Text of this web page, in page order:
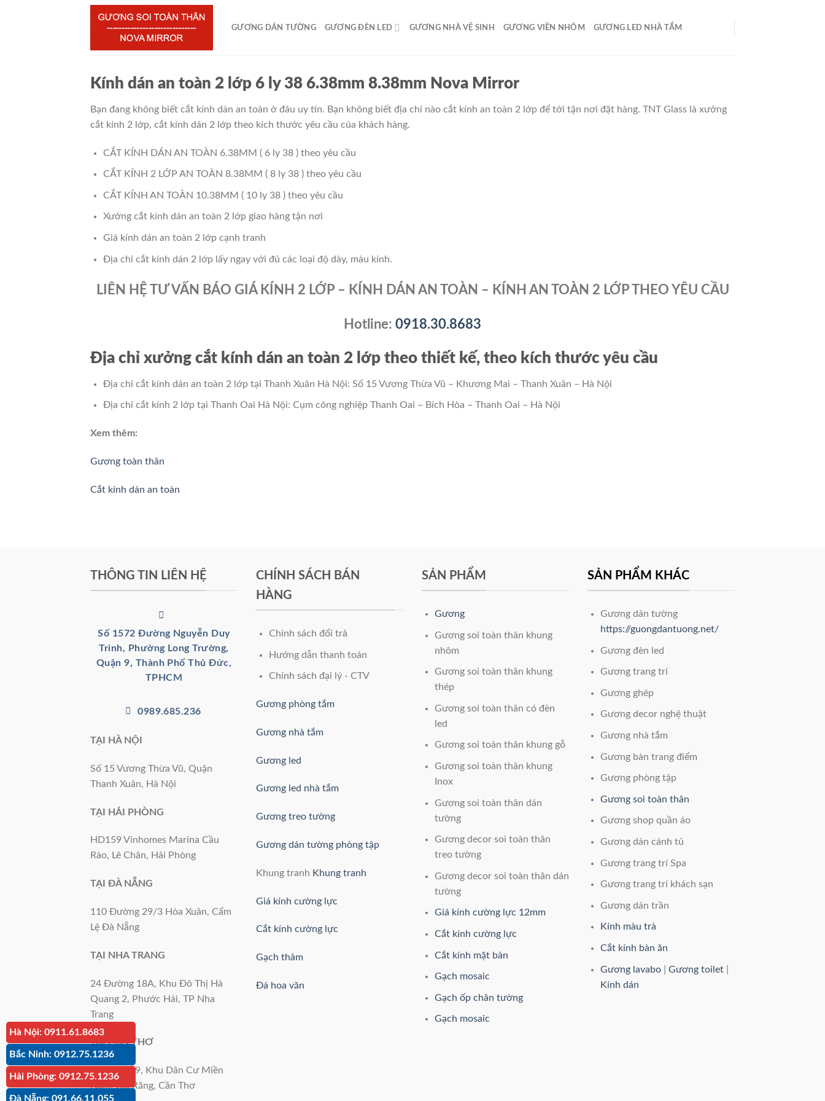
GƯƠNG DÁN TƯỜNG GƯƠNG ĐÈN LED GƯƠNG NHÀ VỆ SINH GƯƠNG VIỀN NHÔM GƯƠNG LED NHÀ TẮM
Kính dán an toàn 2 lớp 6 ly 38 6.38mm 8.38mm Nova Mirror
Bạn đang không biết cắt kính dán an toàn ở đâu uy tín. Bạn không biết địa chỉ nào cắt kính an toàn 2 lớp để tới tận nơi đặt hàng. TNT Glass là xưởng
cắt kính 2 lớp, cắt kính dán 2 lớp theo kích thước yêu cầu của khách hàng.
CẮT KÍNH DÁN AN TOÀN 6.38MM ( 6 ly 38 ) theo yêu cầu
CẮT KÍNH 2 LỚP AN TOÀN 8.38MM ( 8 ly 38 ) theo yêu cầu
CẮT KÍNH AN TOÀN 10.38MM ( 10 ly 38 ) theo yêu cầu
Xưởng cắt kính dán an toàn 2 lớp giao hàng tận nơi
Giá kính dán an toàn 2 lớp cạnh tranh
Địa chỉ cắt kính dán 2 lớp lấy ngay với đủ các loại độ dày, màu kính.
LIÊN HỆ TƯ VẤN BÁO GIÁ KÍNH 2 LỚP – KÍNH DÁN AN TOÀN – KÍNH AN TOÀN 2 LỚP THEO YÊU CẦU
Hotline: 0918.30.8683
Địa chỉ xưởng cắt kính dán an toàn 2 lớp theo thiết kế, theo kích thước yêu cầu
Địa chỉ cắt kính dán an toàn 2 lớp tại Thanh Xuân Hà Nội: Số 15 Vương Thừa Vũ – Khương Mai – Thanh Xuân – Hà Nội
Địa chỉ cắt kính 2 lớp tại Thanh Oai Hà Nội: Cụm công nghiệp Thanh Oai – Bích Hòa – Thanh Oai – Hà Nội
Xem thêm:
Gương toàn thân
Cắt kính dán an toàn
THÔNG TIN LIÊN HỆ
Số 1572 Đường Nguyễn Duy
Trinh, Phường Long Trường,
Quận 9, Thành Phố Thủ Đức,
TPHCM
0989.685.236
TẠI HÀ NỘI
Số 15 Vương Thừa Vũ, Quận
Thanh Xuân, Hà Nội
TẠI HẢI PHÒNG
HD159 Vinhomes Marina Cầu
Rào, Lê Chân, Hải Phòng
TẠI ĐÀ NẴNG
110 Đường 29/3 Hòa Xuân, Cẩm
Lệ Đà Nẵng
TẠI NHA TRANG
24 Đường 18A, Khu Đô Thị Hà
Quang 2, Phước Hải, TP Nha
Trang
TẠI CẦN THƠ
Đường số 9, Khu Dân Cư Miền
Nam, Cái Răng, Cần Thơ
CHÍNH SÁCH BÁN
HÀNG
Chính sách đổi trả
Hướng dẫn thanh toán
Chính sách đại lý - CTV
Gương phòng tắm
Gương nhà tắm
Gương led
Gương led nhà tắm
Gương treo tường
Gương dán tường phòng tập
Khung tranh Khung tranh
Giá kính cường lực
Cắt kính cường lực
Gạch thảm
Đá hoa văn
SẢN PHẨM
Gương
Gương soi toàn thân khung
nhôm
Gương soi toàn thân khung
thép
Gương soi toàn thân có đèn
led
Gương soi toàn thân khung gỗ
Gương soi toàn thân khung
Inox
Gương soi toàn thân dán
tường
Gương decor soi toàn thân
treo tường
Gương decor soi toàn thân dán
tường
Giá kính cường lực 12mm
Cắt kính cường lực
Cắt kính mặt bàn
Gạch mosaic
Gạch ốp chân tường
Gạch mosaic
SẢN PHẨM KHÁC
Gương dán tường
https://guongdantuong.net/
Gương đèn led
Gương trang trí
Gương ghép
Gương decor nghệ thuật
Gương nhà tắm
Gương bàn trang điểm
Gương phòng tập
Gương soi toàn thân
Gương shop quần áo
Gương dán cánh tủ
Gương trang trí Spa
Gương trang trí khách sạn
Gương dán trần
Kính màu trà
Cắt kính bàn ăn
Gương lavabo| Gương toilet|
Kính dán
Hà Nội: 0911.61.8683
Bắc Ninh: 0912.75.1236
Hải Phòng: 0912.75.1236
Đà Nẵng: 091.66.11.055